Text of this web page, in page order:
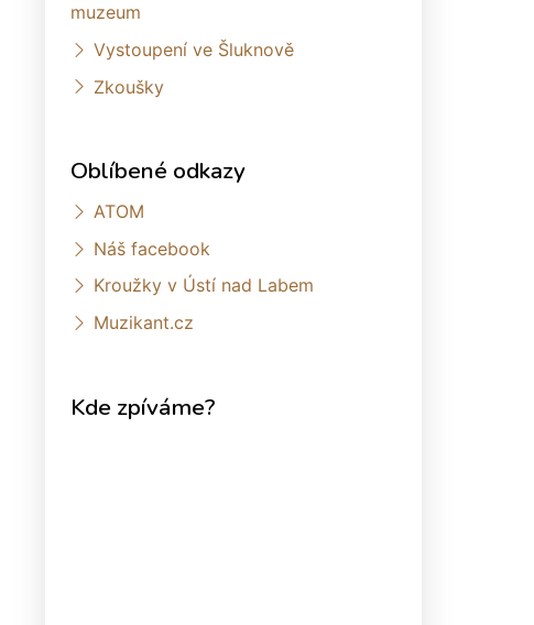
muzeum
Vystoupení ve Šluknově
Zkoušky
Oblíbené odkazy
ATOM
Náš facebook
Kroužky v Ústí nad Labem
Muzikant.cz
Kde zpíváme?